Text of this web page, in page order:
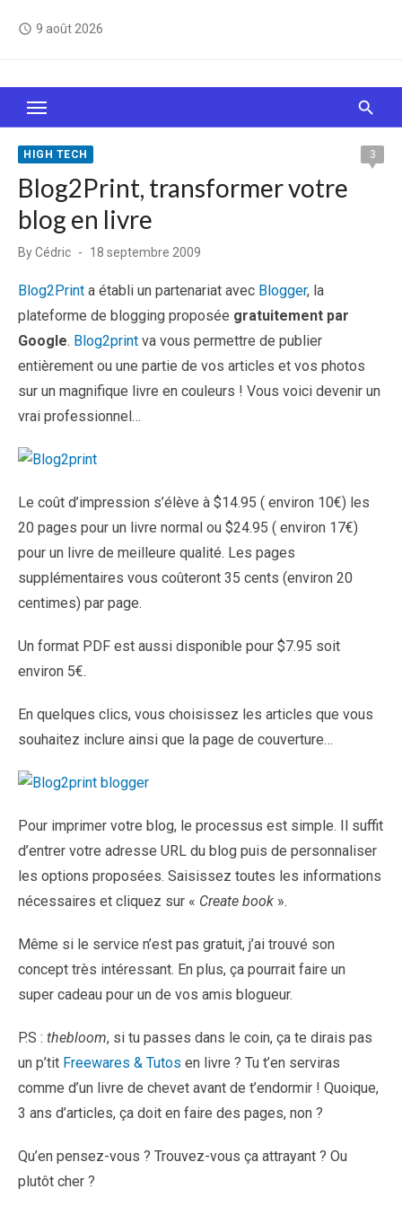
access_time 9 août 2026
Le Web, c'est comme une boîte de chocolats… On
sait jamais sur quoi on va tomber !
HIGH TECH 3
Blog2Print, transformer votre
blog en livre
ByCédric
Posted
18 septembre 2009
Blog2Print a établi un partenariat avec Blogger, la
plateforme de blogging proposée gratuitement par
Google. Blog2print va vous permettre de publier
entièrement ou une partie de vos articles et vos photos
sur un magnifique livre en couleurs ! Vous voici devenir un
vrai professionnel…
Le coût d’impression s’élève à $14.95 ( environ 10€) les
20 pages pour un livre normal ou $24.95 ( environ 17€)
pour un livre de meilleure qualité. Les pages
supplémentaires vous coûteront 35 cents (environ 20
centimes) par page.
Un format PDF est aussi disponible pour $7.95 soit
environ 5€.
En quelques clics, vous choisissez les articles que vous
souhaitez inclure ainsi que la page de couverture…
Pour imprimer votre blog, le processus est simple. Il suffit
d’entrer votre adresse URL du blog puis de personnaliser
les options proposées. Saisissez toutes les informations
nécessaires et cliquez sur « Create book ».
Même si le service n’est pas gratuit, j’ai trouvé son
concept très intéressant. En plus, ça pourrait faire un
super cadeau pour un de vos amis blogueur.
P.S : thebloom, si tu passes dans le coin, ça te dirais pas
un p’tit Freewares & Tutos en livre ? Tu t’en serviras
comme d’un livre de chevet avant de t’endormir ! Quoique,
3 ans d’articles, ça doit en faire des pages, non ?
Qu’en pensez-vous ? Trouvez-vous ça attrayant ? Ou
plutôt cher ?